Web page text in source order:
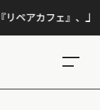
フェ』、上映300回